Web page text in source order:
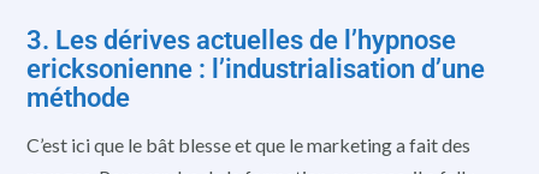
3. Les dérives actuelles de l’hypnose
ericksonienne : l’industrialisation d’une
méthode
C’est ici que le bât blesse et que le marketing a fait des